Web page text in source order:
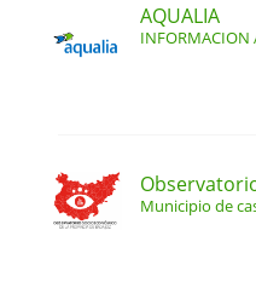
AQUALIA
INFORMACION
Municipio de